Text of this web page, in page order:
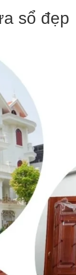
sổ đẹp